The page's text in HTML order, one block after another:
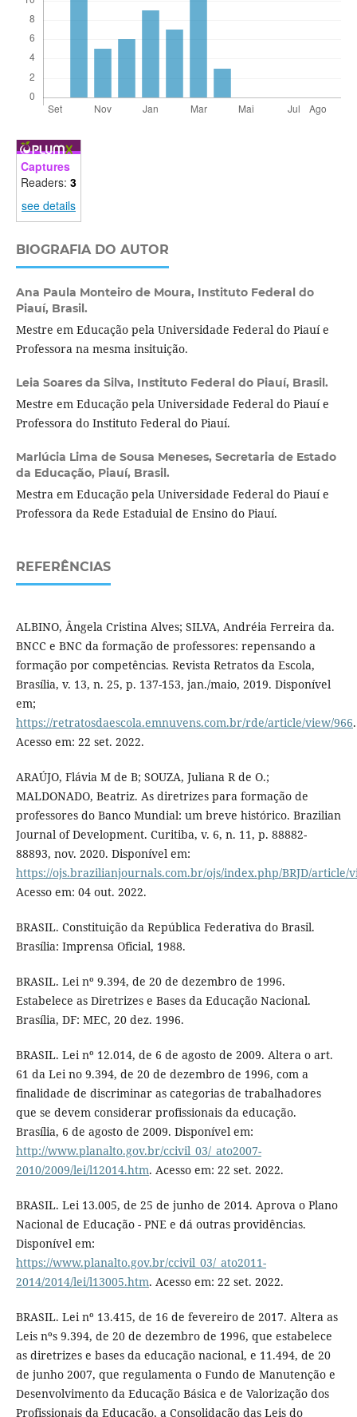
Captures
Readers: 3
see details
BIOGRAFIA DO AUTOR
Ana Paula Monteiro de Moura, Instituto Federal do
Piauí, Brasil.
Mestre em Educação pela Universidade Federal do Piauí e
Professora na mesma insituição.
Leia Soares da Silva, Instituto Federal do Piauí, Brasil.
Mestre em Educação pela Universidade Federal do Piauí e
Professora do Instituto Federal do Piauí.
Marlúcia Lima de Sousa Meneses, Secretaria de Estado
da Educação, Piauí, Brasil.
Mestra em Educação pela Universidade Federal do Piauí e
Professora da Rede Estaduial de Ensino do Piauí.
REFERÊNCIAS
ALBINO, Ângela Cristina Alves; SILVA, Andréia Ferreira da.
BNCC e BNC da formação de professores: repensando a
formação por competências. Revista Retratos da Escola,
Brasília, v. 13, n. 25, p. 137-153, jan./maio, 2019. Disponível
em;
https://retratosdaescola.emnuvens.com.br/rde/article/view/966.
Acesso em: 22 set. 2022.
ARAÚJO, Flávia M de B; SOUZA, Juliana R de O.;
MALDONADO, Beatriz. As diretrizes para formação de
professores do Banco Mundial: um breve histórico. Brazilian
Journal of Development. Curitiba, v. 6, n. 11, p. 88882-
88893, nov. 2020. Disponível em:
https://ojs.brazilianjournals.com.br/ojs/index.php/BRJD/article/
Acesso em: 04 out. 2022.
BRASIL. Constituição da República Federativa do Brasil.
Brasília: Imprensa Oficial, 1988.
BRASIL. Lei nº 9.394, de 20 de dezembro de 1996.
Estabelece as Diretrizes e Bases da Educação Nacional.
Brasília, DF: MEC, 20 dez. 1996.
BRASIL. Lei nº 12.014, de 6 de agosto de 2009. Altera o art.
61 da Lei no 9.394, de 20 de dezembro de 1996, com a
finalidade de discriminar as categorias de trabalhadores
que se devem considerar profissionais da educação.
Brasília, 6 de agosto de 2009. Disponível em:
http://www.planalto.gov.br/ccivil_03/_ato2007-
2010/2009/lei/l12014.htm. Acesso em: 22 set. 2022.
BRASIL. Lei 13.005, de 25 de junho de 2014. Aprova o Plano
Nacional de Educação - PNE e dá outras providências.
Disponível em:
https://www.planalto.gov.br/ccivil_03/_ato2011-
2014/2014/lei/l13005.htm. Acesso em: 22 set. 2022.
BRASIL. Lei nº 13.415, de 16 de fevereiro de 2017. Altera as
Leis nºs 9.394, de 20 de dezembro de 1996, que estabelece
as diretrizes e bases da educação nacional, e 11.494, de 20
de junho 2007, que regulamenta o Fundo de Manutenção e
Desenvolvimento da Educação Básica e de Valorização dos
Profissionais da Educação, a Consolidação das Leis do